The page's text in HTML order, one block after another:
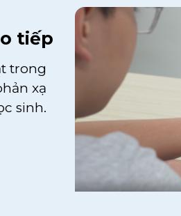
tiếp
trong
xạ
sinh.